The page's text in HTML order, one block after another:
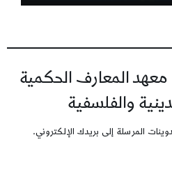
المعارف الحكمية
والفلسفية
المرسلة إلى بريدك الإلكتروني.